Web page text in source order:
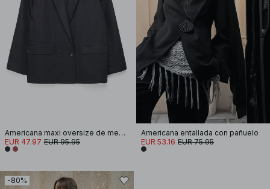
Americana maxi oversize de mezcla de lino
EUR 47.97 EUR 95.95
Americana entallada con pañuelo
EUR 53.16 EUR 75.95
-80%